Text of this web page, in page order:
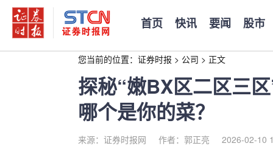
首页 快讯 要闻 股市
您当前的位置： 证券时报 > 公司 > 正文
探秘“嫩BX区二区三
哪个是你的菜？
来源：证券时报网 作者：郭正亮 2026-02-10